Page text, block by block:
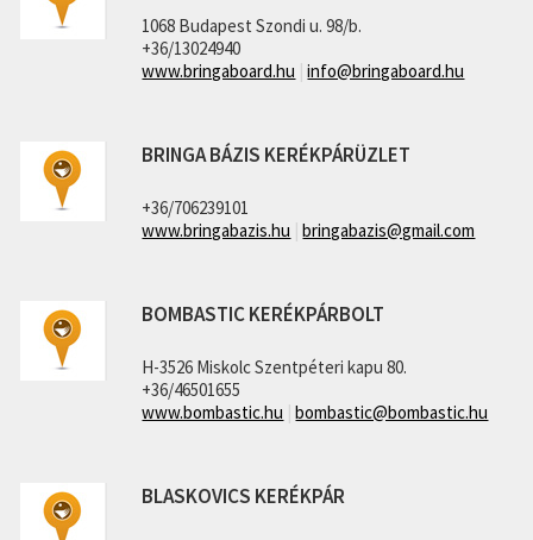
1068 Budapest Szondi u. 98/b.
+36/13024940
www.bringaboard.hu |info@bringaboard.hu
BRINGA BÁZIS KERÉKPÁRÜZLET
+36/706239101
www.bringabazis.hu |bringabazis@gmail.com
BOMBASTIC KERÉKPÁRBOLT
H-3526 Miskolc Szentpéteri kapu 80.
+36/46501655
www.bombastic.hu |bombastic@bombastic.hu
BLASKOVICS KERÉKPÁR